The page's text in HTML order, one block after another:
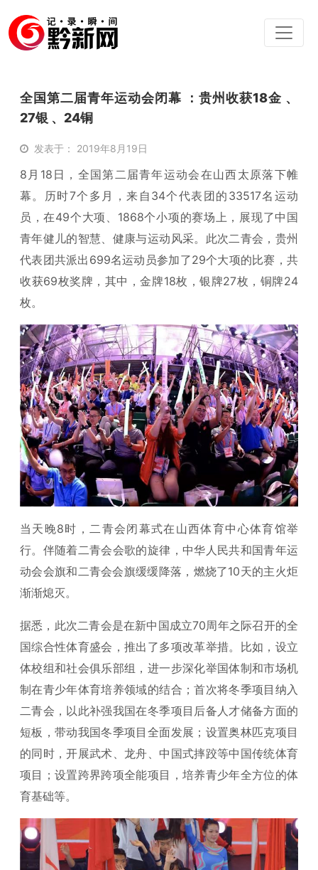
全国第二届青年运动会闭幕 ：贵州收获18金 、
27银 、24铜
发表于： 2019年8月19日
8月18日，全国第二届青年运动会在山西太原落下帷
幕。历时7个多月，来自34个代表团的33517名运动
员，在49个大项、1868个小项的赛场上，展现了中国
青年健儿的智慧、健康与运动风采。此次二青会，贵州
代表团共派出699名运动员参加了29个大项的比赛，共
收获69枚奖牌，其中，金牌18枚，银牌27枚，铜牌24
枚。
当天晚8时，二青会闭幕式在山西体育中心体育馆举
行。伴随着二青会会歌的旋律，中华人民共和国青年运
动会会旗和二青会会旗缓缓降落，燃烧了10天的主火炬
渐渐熄灭。
据悉，此次二青会是在新中国成立70周年之际召开的全
国综合性体育盛会，推出了多项改革举措。比如，设立
体校组和社会俱乐部组，进一步深化举国体制和市场机
制在青少年体育培养领域的结合；首次将冬季项目纳入
二青会，以此补强我国在冬季项目后备人才储备方面的
短板，带动我国冬季项目全面发展；设置奥林匹克项目
的同时，开展武术、龙舟、中国式摔跤等中国传统体育
项目；设置跨界跨项全能项目，培养青少年全方位的体
育基础等。